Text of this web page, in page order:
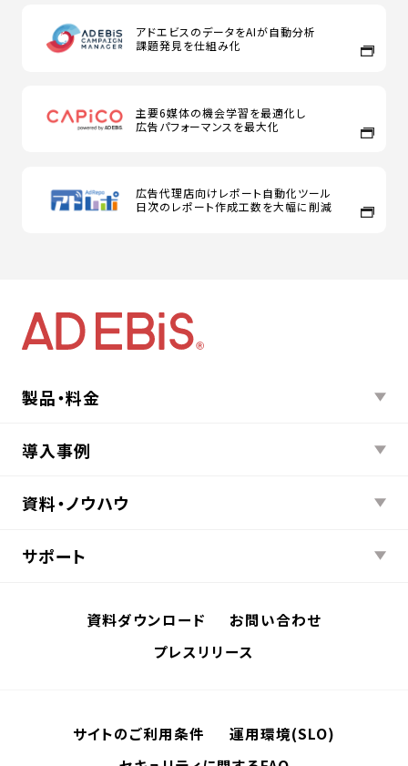
アドエビスのデータをAIが自動分析
課題発見を仕組み化
主要6媒体の機会学習を最適化し
広告パフォーマンスを最大化
広告代理店向けレポート自動化ツール
日次のレポート作成工数を大幅に削減
製品・料金
導入事例
資料・ノウハウ
サポート
資料ダウンロード
お問い合わせ
プレスリリース
サイトのご利用条件
運用環境(SLO)